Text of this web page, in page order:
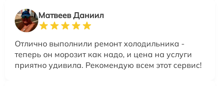
Матвеев Даниил
Отлично выполнили ремонт холодильника -
теперь он морозит как надо, и цена на услуги
приятно удивила. Рекомендую всем этот сервис!